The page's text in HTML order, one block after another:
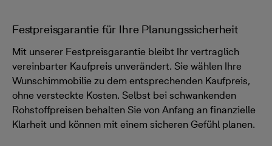
Festpreisgarantie für Ihre Planungssicherheit
Mit unserer Festpreisgarantie bleibt Ihr vertraglich
vereinbarter Kaufpreis unverändert. Sie wählen Ihre
Wunschimmobilie zu dem entsprechenden Kaufpreis,
ohne versteckte Kosten. Selbst bei schwankenden
Rohstoffpreisen behalten Sie von Anfang an finanzielle
Klarheit und können mit einem sicheren Gefühl planen.